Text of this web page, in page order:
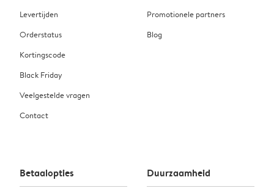
Levertijden
Orderstatus
Kortingscode
Black Friday
Veelgestelde vragen
Contact
Promotionele partners
Blog
Betaalopties Duurzaamheid